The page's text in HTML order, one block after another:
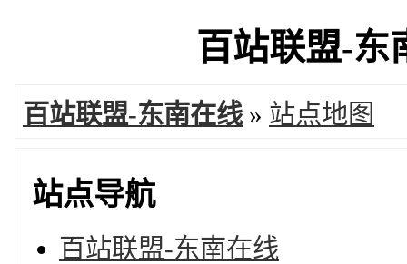
百站联盟-东
百站联盟-东南在线» 站点地图
站点导航
百站联盟-东南在线